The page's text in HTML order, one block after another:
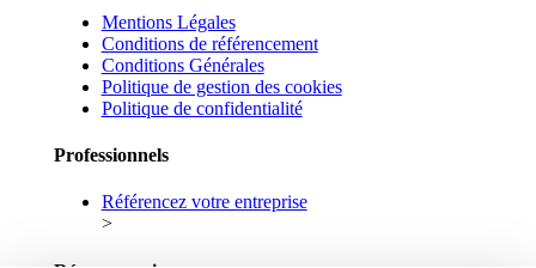
Mentions Légales
Conditions de référencement
Conditions Générales
Politique de gestion des cookies
Politique de confidentialité
Professionnels
Référencez votre entreprise
>